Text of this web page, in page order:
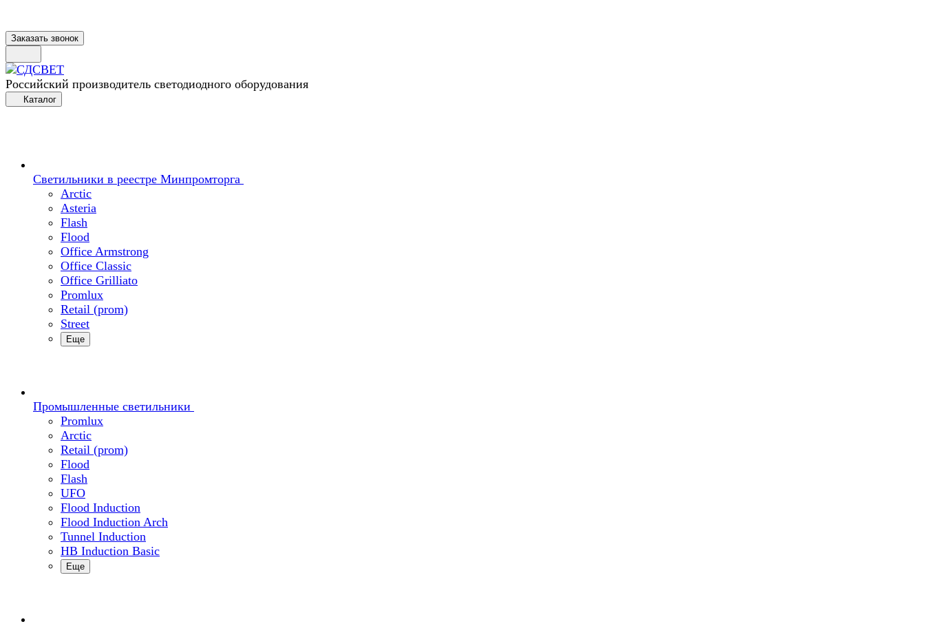
Заказать звонок
Российский производитель светодиодного оборудования
Каталог
Светильники в реестре Минпромторга
Arctic
Asteria
Flash
Flood
Office Armstrong
Office Classic
Office Grilliato
Promlux
Retail (prom)
Street
Еще
Промышленные светильники
Promlux
Arctic
Retail (prom)
Flood
Flash
UFO
Flood Induction
Flood Induction Arch
Tunnel Induction
HB Induction Basic
Еще